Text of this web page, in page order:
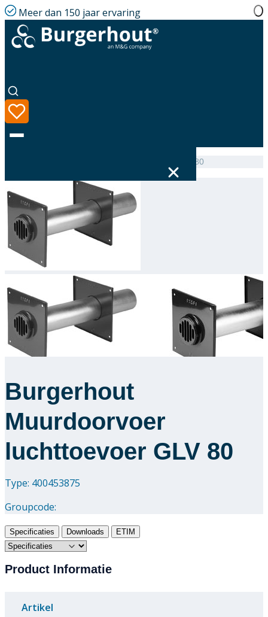
Meer dan 150 jaar ervaring
Taal
Assortiment
Oplossingen
Downloads
Academy
Over ons
Contact
Wall terminal air supply GLV 80
Burgerhout
Muurdoorvoer
luchttoevoer GLV 80
Type: 400453875
Groupcode:
Specificaties Downloads ETIM
Product Informatie
Artikel